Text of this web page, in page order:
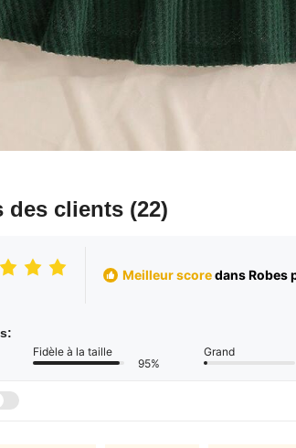
des clients (22)
Meilleur scoredans Robes
Fidèle à la taille
95%
Grand